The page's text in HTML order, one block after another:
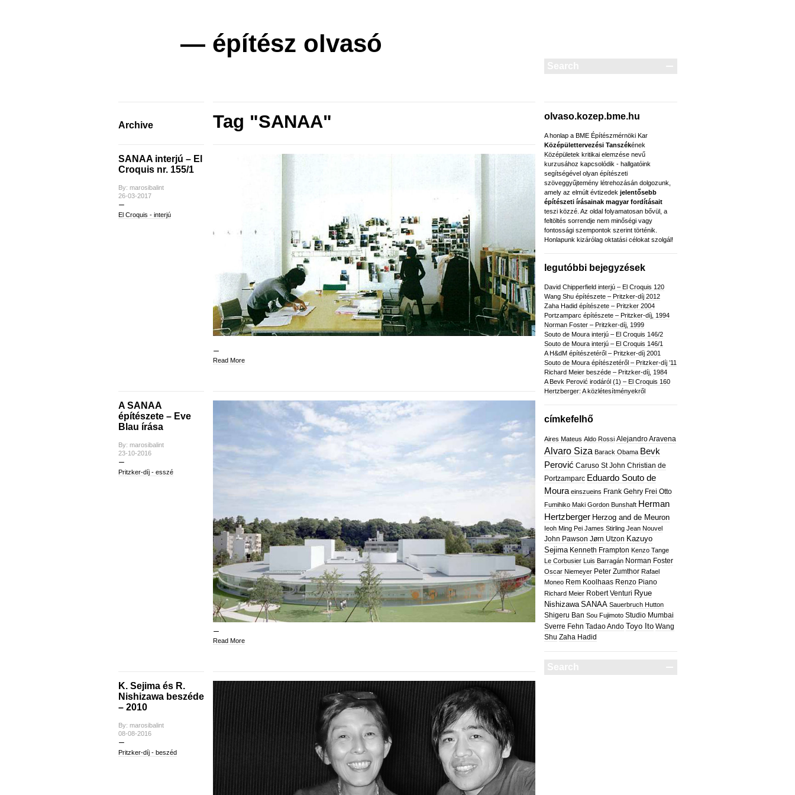
— építész olvasó
Archive Tag "SANAA"
SANAA interjú – El
Croquis nr. 155/1
By: marosibalint
26-03-2017
El Croquis - interjú
Read More
A SANAA
építészete – Eve
Blau írása
By: marosibalint
23-10-2016
Pritzker-díj - esszé
Read More
K. Sejima és R.
Nishizawa beszéde
– 2010
By: marosibalint
08-08-2016
Pritzker-díj - beszéd
olvaso.kozep.bme.hu
A honlap a BME Építészmérnöki Kar
Középülettervezési Tanszékének
Középületek kritikai elemzésenevű
kurzusához kapcsolódik - hallgatóink
segítségével olyan építészeti
szöveggyűjtemény létrehozásán dolgozunk,
amely az elmúlt évtizedek jelentősebb
építészeti írásainak magyar fordításait
teszi közzé. Az oldal folyamatosan bővül, a
feltöltés sorrendje nem minőségi vagy
fontossági szempontok szerint történik.
Honlapunk kizárólag oktatási célokat szolgál!
legutóbbi bejegyzések
David Chipperfield interjú – El Croquis 120
Wang Shu építészete – Pritzker-díj 2012
Zaha Hadid építészete – Pritzker 2004
Portzamparc építészete – Pritzker-díj, 1994
Norman Foster – Pritzker-díj, 1999
Souto de Moura interjú – El Croquis 146/2
Souto de Moura interjú – El Croquis 146/1
A H&dM építészetéről – Pritzker-díj 2001
Souto de Moura építészetéről – Pritzker-díj ’11
Richard Meier beszéde – Pritzker-díj, 1984
A Bevk Perović irodáról (1) – El Croquis 160
Hertzberger: A közlétesítményekről
címkefelhő
Aires Mateus Aldo Rossi Alejandro Aravena
Alvaro Siza Barack Obama Bevk
Perović Caruso St John Christian de
Portzamparc Eduardo Souto de
Moura einszueins Frank Gehry Frei Otto
Fumihiko Maki Gordon Bunshaft Herman
Hertzberger Herzog and de Meuron
Ieoh Ming Pei James Stirling Jean Nouvel
John Pawson Jørn Utzon Kazuyo
Sejima Kenneth Frampton Kenzo Tange
Le Corbusier Luis Barragán Norman Foster
Oscar Niemeyer Peter Zumthor Rafael
Moneo Rem Koolhaas Renzo Piano
Richard Meier Robert Venturi Ryue
Nishizawa SANAA Sauerbruch Hutton
Shigeru Ban Sou Fujimoto Studio Mumbai
Sverre Fehn Tadao Ando Toyo Ito Wang
Shu Zaha Hadid